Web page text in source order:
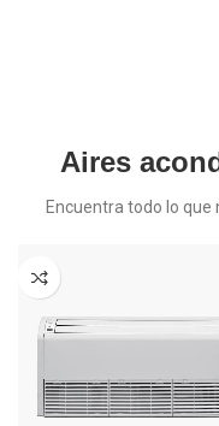
Aires
Encuentra todo lo